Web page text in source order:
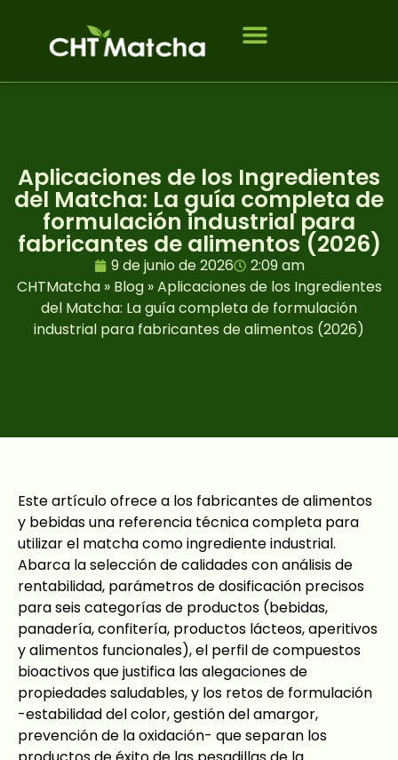
Aplicaciones de los Ingredientes
del Matcha: La guía completa de
formulación industrial para
fabricantes de alimentos (2026)
9 de junio de 2026
2:09 am
CHTMatcha» Blog»Aplicaciones de los Ingredientes
del Matcha: La guía completa de formulación
industrial para fabricantes de alimentos (2026)
Este artículo ofrece a los fabricantes de alimentos
y bebidas una referencia técnica completa para
utilizar el matcha como ingrediente industrial.
Abarca la selección de calidades con análisis de
rentabilidad, parámetros de dosificación precisos
para seis categorías de productos (bebidas,
panadería, confitería, productos lácteos, aperitivos
y alimentos funcionales), el perfil de compuestos
bioactivos que justifica las alegaciones de
propiedades saludables, y los retos de formulación
-estabilidad del color, gestión del amargor,
prevención de la oxidación- que separan los